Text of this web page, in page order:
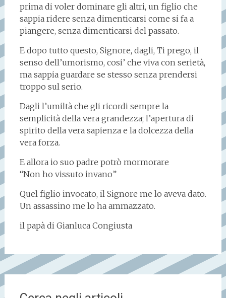
prima di voler dominare gli altri, un figlio che
sappia ridere senza dimenticarsi come si fa a
piangere, senza dimenticarsi del passato.
E dopo tutto questo, Signore, dagli, Ti prego, il
senso dell’umorismo, cosi’ che viva con serietà,
ma sappia guardare se stesso senza prendersi
troppo sul serio.
Dagli l’umiltà che gli ricordi sempre la
semplicità della vera grandezza; l’apertura di
spirito della vera sapienza e la dolcezza della
vera forza.
E allora io suo padre potrò mormorare
“Non ho vissuto invano”
Quel figlio invocato, il Signore me lo aveva dato.
Un assassino me lo ha ammazzato.
il papà di Gianluca Congiusta